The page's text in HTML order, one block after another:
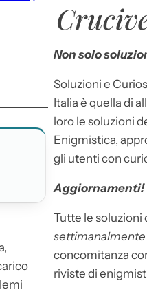
Non solo
Soluzioni e
Italia è quella di
loro le soluzioni
Enigmistica,
gli utenti con
Aggiornamenti!
Tutte le soluzioni
settimanalmente
concomitanza
riviste di